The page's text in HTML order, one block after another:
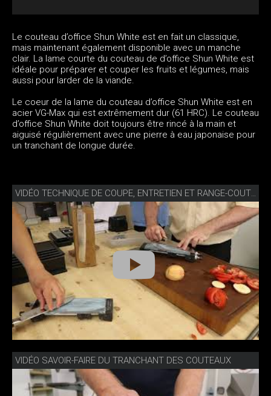
Le couteau d’office Shun White est en fait un classique,
mais maintenant également disponible avec un manche
clair. La lame courte du couteau de d’office Shun White est
idéale pour préparer et couper les fruits et légumes, mais
aussi pour larder de la viande.
Le coeur de la lame du couteau d’office Shun White est en
acier VG-Max qui est extrêmement dur (61 HRC). Le couteau
d’office Shun White doit toujours être rincé à la main et
aiguisé régulièrement avec une pierre à eau japonaise pour
un tranchant de longue durée.
VIDÉO SAVOIR-FAIRE DU TRANCHANT DES COUTEAUX